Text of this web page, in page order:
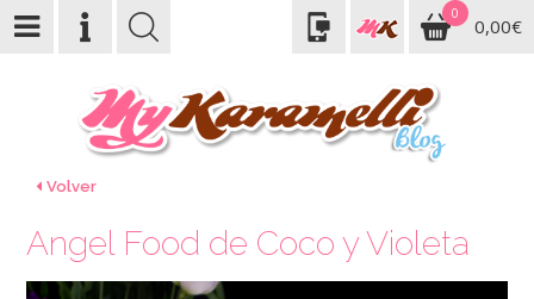
0
0,00€
Volver
Angel Food de Coco y Violeta